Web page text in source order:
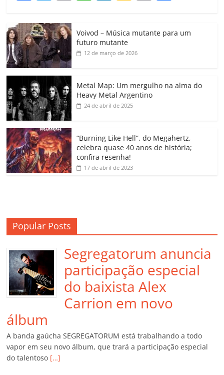
c
e
b
o
o
k
itt
er
ai at
s
A
p
k
e
dI
gl
e
a
ss
o
m
y
k
p
h
Voivod – Música mutante para um
futuro mutante
12 de março de 2026
Metal Map: Um mergulho na alma do
Heavy Metal Argentino
24 de abril de 2025
“Burning Like Hell”, do Megahertz,
celebra quase 40 anos de história;
confira resenha!
17 de abril de 2023
Popular Posts
Segregatorum anuncia
participação especial
do baixista Alex
Carrion em novo
álbum
A banda gaúcha SEGREGATORUM está trabalhando a todo
vapor em seu novo álbum, que trará a participação especial
do talentoso […]